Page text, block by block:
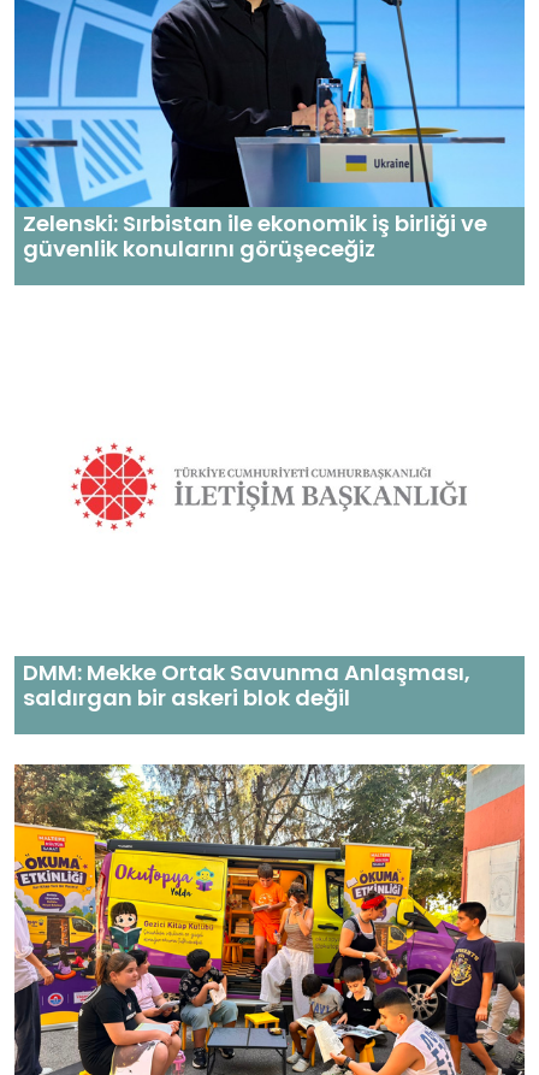
Zelenski: Sırbistan ile ekonomik iş birliği ve
güvenlik konularını görüşeceğiz
DMM: Mekke Ortak Savunma Anlaşması,
saldırgan bir askeri blok değil